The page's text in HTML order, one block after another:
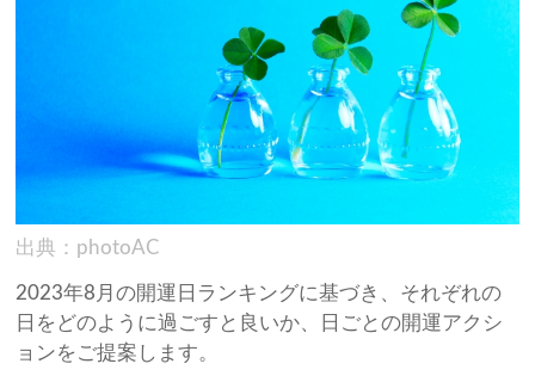
出典：photoAC
2023年8月の開運日ランキングに基づき、それぞれの
日をどのように過ごすと良いか、日ごとの開運アクシ
ョンをご提案します。